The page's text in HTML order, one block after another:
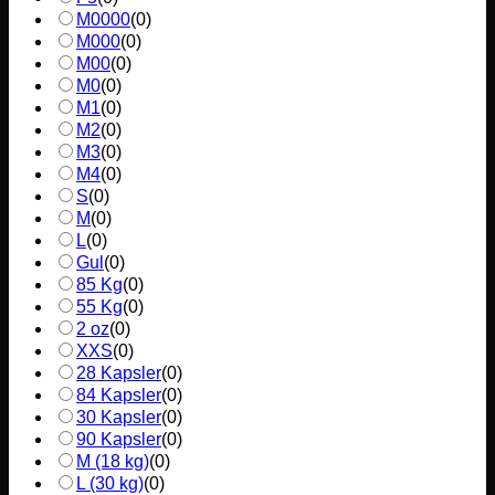
M0000(0)
M000(0)
M00(0)
M0(0)
M1(0)
M2(0)
M3(0)
M4(0)
S(0)
M(0)
L(0)
Gul (0)
85 Kg(0)
55 Kg(0)
2 oz(0)
XXS(0)
28 Kapsler(0)
84 Kapsler(0)
30 Kapsler(0)
90 Kapsler(0)
M (18 kg)(0)
L (30 kg)(0)